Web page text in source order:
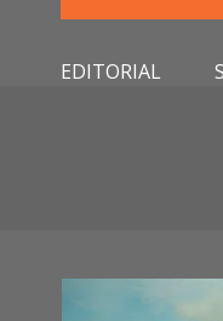
EDITORIAL